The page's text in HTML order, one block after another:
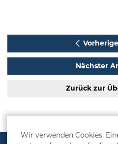
Wir verwenden Cookies.
Nächster
Zurück zur